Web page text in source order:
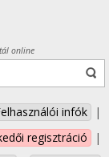
online
infók
|
regisztráció
|